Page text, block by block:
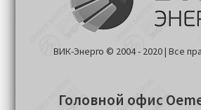
ВИК-Энерго © 2004 - 2020 | Все
Головной офис